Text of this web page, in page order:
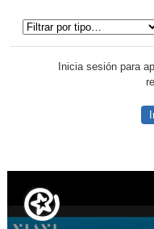
Inicia sesión para